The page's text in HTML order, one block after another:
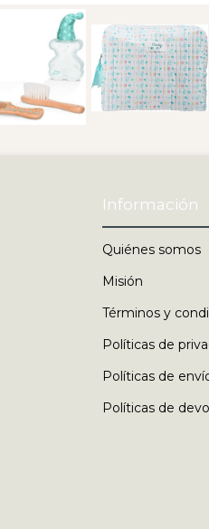
Información
Quiénes somos
Misión
Términos y
Políticas de
Políticas de
Políticas de